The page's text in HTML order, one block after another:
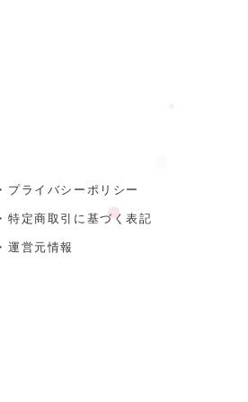
プライバシーポリシー
特定商取引に基づく表記
運営元情報